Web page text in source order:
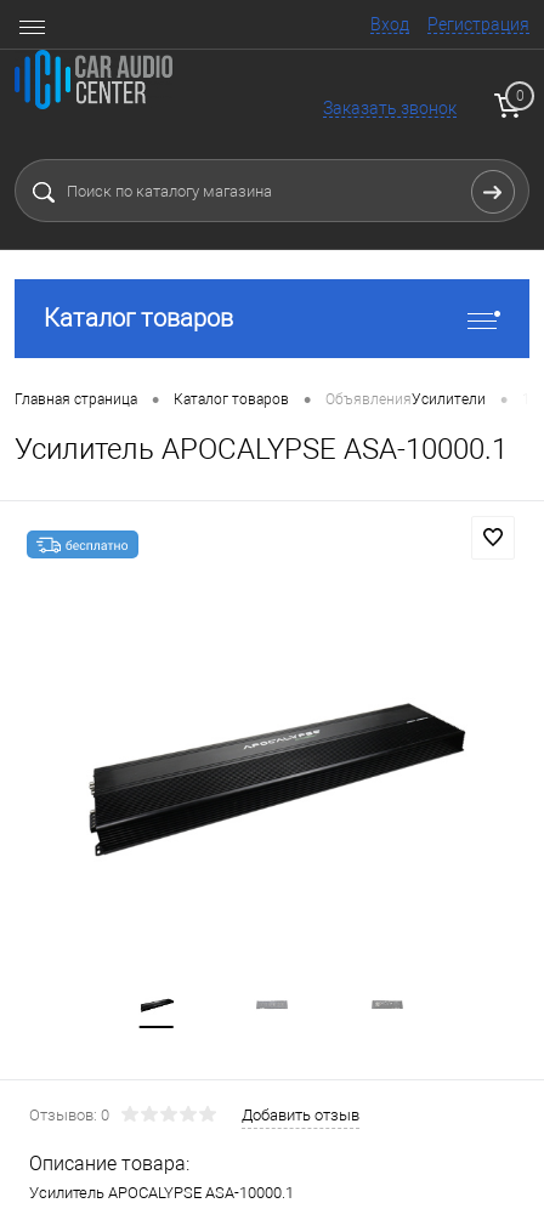
Вход Регистрация
Заказать звонок
0
Каталог товаров
Главная страница • Каталог товаров • ОбъявленияУсилители •
Усилитель APOCALYPSE ASA-10000.1
Отзывов: 0 Добавить отзыв
Описание товара:
Усилитель APOCALYPSE ASA-10000.1